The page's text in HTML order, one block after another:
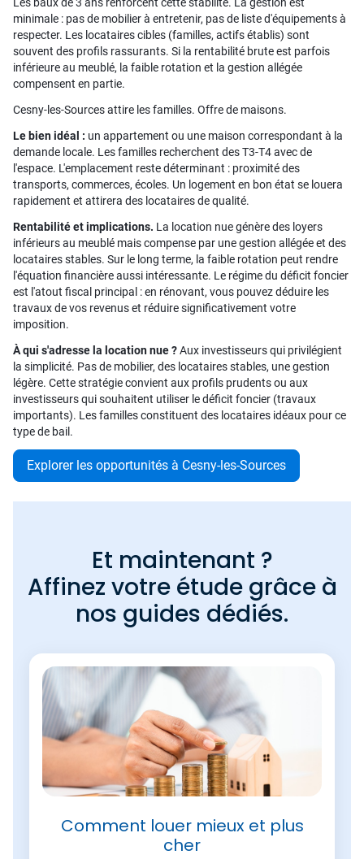
minimale : pas de mobilier à entretenir, pas de liste d'équipements à
respecter. Les locataires cibles (familles, actifs établis) sont
souvent des profils rassurants. Si la rentabilité brute est parfois
inférieure au meublé, la faible rotation et la gestion allégée
compensent en partie.
Cesny-les-Sources attire les familles. Offre de maisons.
Le bien idéal : un appartement ou une maison correspondant à la
demande locale. Les familles recherchent des T3-T4 avec de
l'espace. L'emplacement reste déterminant : proximité des
transports, commerces, écoles. Un logement en bon état se louera
rapidement et attirera des locataires de qualité.
Rentabilité et implications. La location nue génère des loyers
inférieurs au meublé mais compense par une gestion allégée et des
locataires stables. Sur le long terme, la faible rotation peut rendre
l'équation financière aussi intéressante. Le régime du déficit foncier
est l'atout fiscal principal : en rénovant, vous pouvez déduire les
travaux de vos revenus et réduire significativement votre
imposition.
À qui s'adresse la location nue ?Aux investisseurs qui privilégient
la simplicité. Pas de mobilier, des locataires stables, une gestion
légère. Cette stratégie convient aux profils prudents ou aux
investisseurs qui souhaitent utiliser le déficit foncier (travaux
importants). Les familles constituent des locataires idéaux pour ce
type de bail.
Explorer les opportunités à Cesny-les-Sources
Et maintenant ?
Affinez votre étude grâce à
nos guides dédiés.
Comment louer mieux et plus
cher